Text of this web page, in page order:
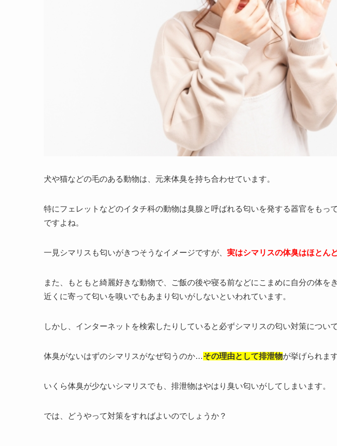
犬や猫などの毛のある動物は、元来体臭を持ち合わせています。
特にフェレットなどのイタチ科の動物は臭腺と呼ばれる匂いを発する器官をもっ
ですよね。
一見シマリスも匂いがきつそうなイメージですが、 実はシマリスの体臭はほとん
また、もともと綺麗好きな動物で、ご飯の後や寝る前などにこまめに自分の体を
近くに寄って匂いを嗅いでもあまり匂いがしないといわれています。
しかし、インターネットを検索したりしていると必ずシマリスの匂い対策につい
体臭がないはずのシマリスがなぜ匂うのか…その理由として排泄物が挙げられます
いくら体臭が少ないシマリスでも、排泄物はやはり臭い匂いがしてしまいます。
では、どうやって対策をすればよいのでしょうか？